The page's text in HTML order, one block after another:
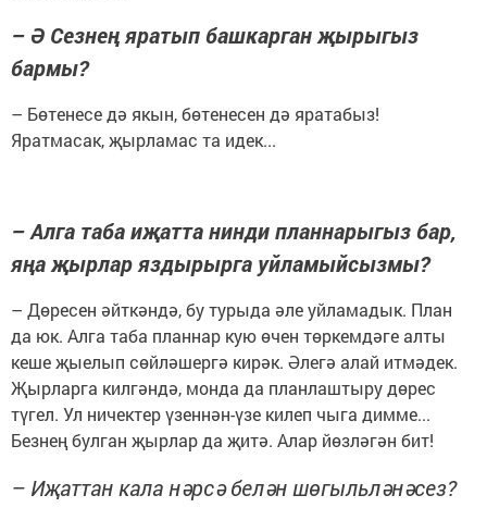
– Ә Сезнең яратып башкарган җырыгыз
бармы?
– Бөтенесе дә якын, бөтенесен дә яратабыз!
Яратмасак, җырламас та идек...
– Алга таба иҗатта нинди планнарыгыз бар,
яңа җырлар яздырырга уйламыйсызмы?
– Дөресен әйткәндә, бу турыда әле уйламадык. План
да юк. Алга таба планнар кую өчен төркемдәге алты
кеше җыелып сөйләшергә кирәк. Әлегә алай итмәдек.
Җырларга килгәндә, монда да планлаштыру дөрес
түгел. Ул ничектер үзеннән-үзе килеп чыга димме...
Безнең булган җырлар да җитә. Алар йөзләгән бит!
– Иҗаттан кала нәрсә белән шөгыльләнәсез?